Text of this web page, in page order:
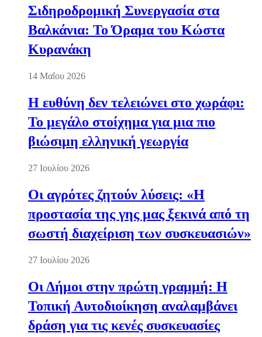
Σιδηροδρομική Συνεργασία στα
Βαλκάνια: Το Όραμα του Κώστα
Κυρανάκη
14 Μαΐου 2026
Η ευθύνη δεν τελειώνει στο χωράφι:
Το μεγάλο στοίχημα για μια πιο
βιώσιμη ελληνική γεωργία
27 Ιουλίου 2026
Οι αγρότες ζητούν λύσεις: «Η
προστασία της γης μας ξεκινά από τη
σωστή διαχείριση των συσκευασιών»
27 Ιουλίου 2026
Οι Δήμοι στην πρώτη γραμμή: Η
Τοπική Αυτοδιοίκηση αναλαμβάνει
δράση για τις κενές συσκευασίες